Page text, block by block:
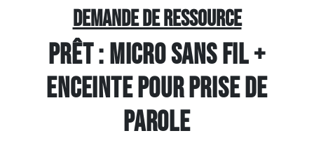
Demande de ressource
PRÊT : Micro sans fil +
enceinte pour prise de
parole